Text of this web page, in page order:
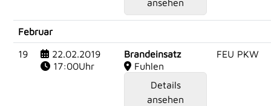
ansehen
Februar
19
22.02.2019
17:00Uhr
Brandeinsatz
Fuhlen
Details
ansehen
FEU PKW